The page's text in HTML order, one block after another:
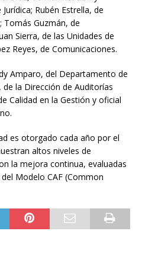
Rubén Estrella, de
Tomás Guzmán, de
Sierra, de las Unidades de
Reyes, de Comunicaciones.
Amparo, del Departamento de
la Dirección de Auditorías
Calidad en la Gestión y oficial
es otorgado cada año por el
altos niveles de
la mejora continua, evaluadas
Modelo CAF (Common